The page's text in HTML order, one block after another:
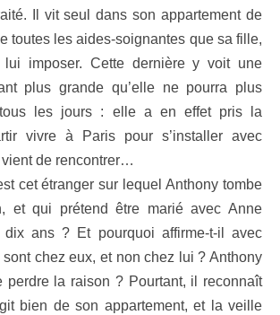
Il vit seul dans son appartement de
toutes les aides-soignantes que sa fille,
imposer. Cette dernière y voit une
plus grande qu’elle ne pourra plus
les jours : elle a en effet pris la
vivre à Paris pour s’installer avec
vient de rencontrer…
cet étranger sur lequel Anthony tombe
et qui prétend être marié avec Anne
ans ? Et pourquoi affirme-t-il avec
sont chez eux, et non chez lui ? Anthony
perdre la raison ? Pourtant, il reconnaît
bien de son appartement, et la veille